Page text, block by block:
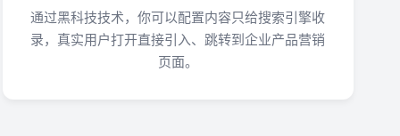
通过黑科技技术，你可以配置内容只给搜索引擎收
录，真实用户打开直接引入、跳转到企业产品营销
页面。